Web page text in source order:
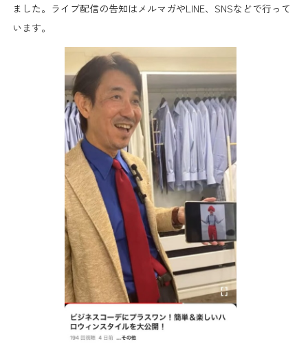
ました。ライブ配信の告知はメルマガやLINE、SNSなどで行って
います。